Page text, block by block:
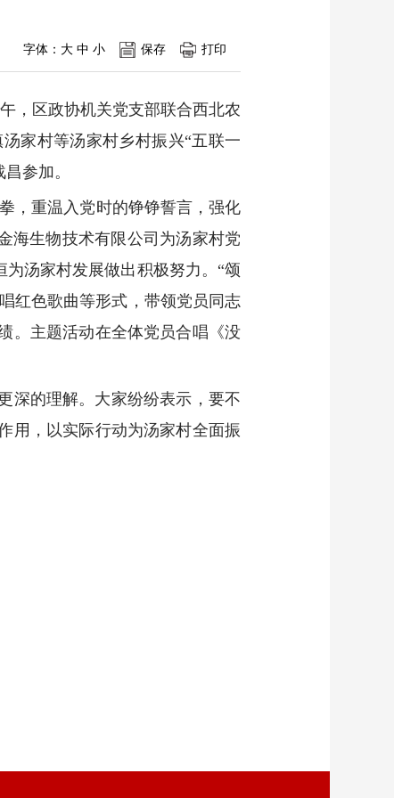
打印
保存
字体： 大 中 小
，区政协机关党支部联合西北农
家村等汤家村乡村振兴“五联一
参加。
，重温入党时的铮铮誓言，强化
海生物技术有限公司为汤家村党
汤家村发展做出积极努力。“颂
红色歌曲等形式，带领党员同志
。主题活动在全体党员合唱《没
深的理解。大家纷纷表示，要不
用，以实际行动为汤家村全面振